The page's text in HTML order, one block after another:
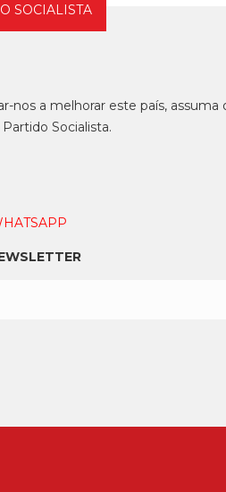
SOCIALISTA
nos a melhorar este país, assuma
Socialista.